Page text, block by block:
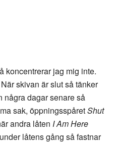
koncentrerar jag mig inte.
skivan är slut så tänker
några dagar senare så
sak, öppningsspåretShut
andra låten I Am Here
låtens gång så fastnar